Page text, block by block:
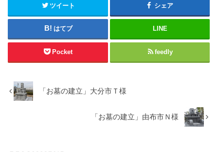
ツイート シェア
はてブ LINE
Pocket feedly
「お墓の建立」大分市Ｔ様
「お墓の建立」由布市Ｎ様